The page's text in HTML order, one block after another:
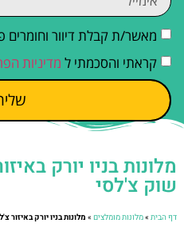
מאשר/ת קבלת דיוור וחומרים
קראתי והסכמתי ל מדיניות
מלונות בניו יורק
שוק צ'לסי
דף הבית»מלונות מומלצים» מלונות בניו יורק באיזור